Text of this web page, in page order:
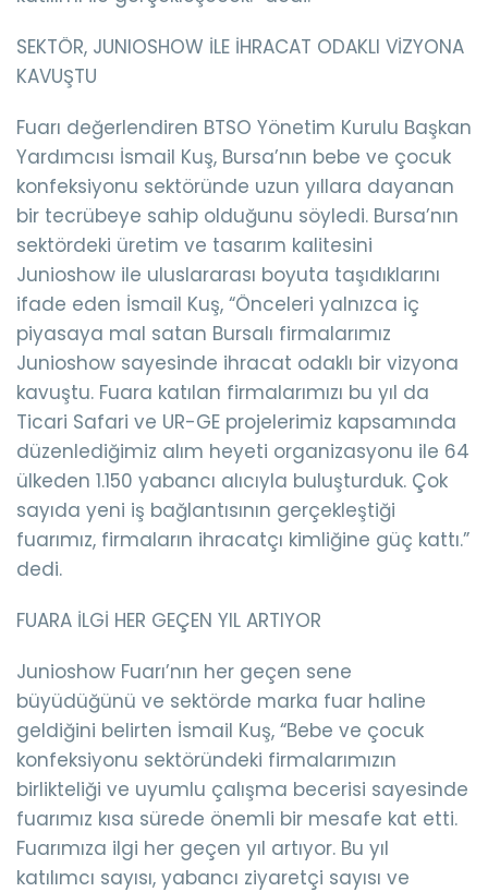
SEKTÖR, JUNIOSHOW İLE İHRACAT ODAKLI VİZYONA
KAVUŞTU
Fuarı değerlendiren BTSO Yönetim Kurulu Başkan
Yardımcısı İsmail Kuş, Bursa’nın bebe ve çocuk
konfeksiyonu sektöründe uzun yıllara dayanan
bir tecrübeye sahip olduğunu söyledi. Bursa’nın
sektördeki üretim ve tasarım kalitesini
Junioshow ile uluslararası boyuta taşıdıklarını
ifade eden İsmail Kuş, “Önceleri yalnızca iç
piyasaya mal satan Bursalı firmalarımız
Junioshow sayesinde ihracat odaklı bir vizyona
kavuştu. Fuara katılan firmalarımızı bu yıl da
Ticari Safari ve UR-GE projelerimiz kapsamında
düzenlediğimiz alım heyeti organizasyonu ile 64
ülkeden 1.150 yabancı alıcıyla buluşturduk. Çok
sayıda yeni iş bağlantısının gerçekleştiği
fuarımız, firmaların ihracatçı kimliğine güç kattı.”
dedi.
FUARA İLGİ HER GEÇEN YIL ARTIYOR
Junioshow Fuarı’nın her geçen sene
büyüdüğünü ve sektörde marka fuar haline
geldiğini belirten İsmail Kuş, “Bebe ve çocuk
konfeksiyonu sektöründeki firmalarımızın
birlikteliği ve uyumlu çalışma becerisi sayesinde
fuarımız kısa sürede önemli bir mesafe kat etti.
Fuarımıza ilgi her geçen yıl artıyor. Bu yıl
katılımcı sayısı, yabancı ziyaretçi sayısı ve